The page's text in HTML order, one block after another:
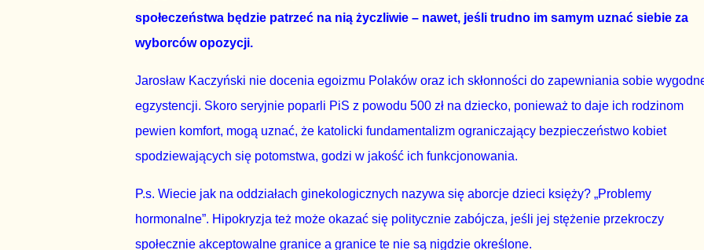
społeczeństwa będzie patrzeć na nią życzliwie – nawet, jeśli trudno im samym uznać siebie za
wyborców opozycji.
Jarosław Kaczyński nie docenia egoizmu Polaków oraz ich skłonności do zapewniania sobie
egzystencji. Skoro seryjnie poparli PiS z powodu 500 zł na dziecko, ponieważ to daje ich rodzinom
pewien komfort, mogą uznać, że katolicki fundamentalizm ograniczający bezpieczeństwo kobiet
spodziewających się potomstwa, godzi w jakość ich funkcjonowania.
P.s. Wiecie jak na oddziałach ginekologicznych nazywa się aborcje dzieci księży? „Problemy
hormonalne”. Hipokryzja też może okazać się politycznie zabójcza, jeśli jej stężenie przekroczy
społecznie akceptowalne granice a granice te nie są nigdzie określone.